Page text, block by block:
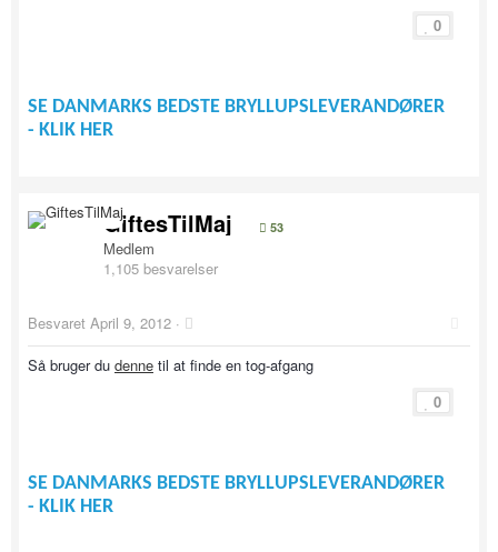
0
SE DANMARKS BEDSTE BRYLLUPSLEVERANDØRER
- KLIK HER
GiftesTilMaj 53
Medlem
1,105 besvarelser
Besvaret April 9, 2012 ·
Så bruger du denne til at finde en tog-afgang
0
SE DANMARKS BEDSTE BRYLLUPSLEVERANDØRER
- KLIK HER